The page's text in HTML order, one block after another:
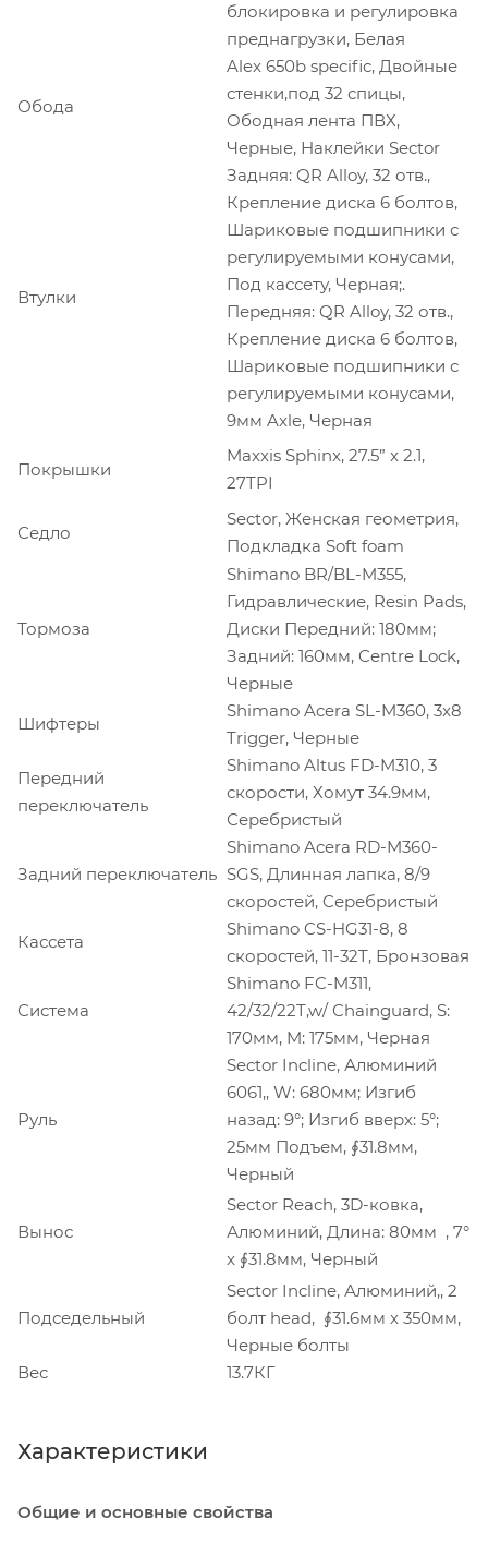
блокировка и регулировка
преднагрузки, Белая
Обода
Alex 650b specific, Двойные
стенки,под 32 спицы,
Ободная лента ПВХ,
Черные, Наклейки Sector
Втулки
Задняя: QR Alloy, 32 отв.,
Крепление диска 6 болтов,
Шариковые подшипники с
регулируемыми конусами,
Под кассету, Черная;.
Передняя: QR Alloy, 32 отв.,
Крепление диска 6 болтов,
Шариковые подшипники с
регулируемыми конусами,
9мм Axle, Черная
Покрышки
Maxxis Sphinx, 27.5” x 2.1,
27TPI
Седло
Sector, Женская геометрия,
Подкладка Soft foam
Тормоза
Shimano BR/BL-M355,
Гидравлические, Resin Pads,
Диски Передний: 180мм;
Задний: 160мм, Centre Lock,
Черные
Шифтеры
Shimano Acera SL-M360, 3x8
Trigger, Черные
Передний
переключатель
Shimano Altus FD-M310, 3
скорости, Хомут 34.9мм,
Серебристый
Задний переключатель
Shimano Acera RD-M360-
SGS, Длинная лапка, 8/9
скоростей, Cеребристый
Кассета
Shimano CS-HG31-8, 8
скоростей, 11-32T, Бронзовая
Система
Shimano FC-M311,
42/32/22T,w/ Chainguard, S:
170мм, M: 175мм, Черная
Руль
Sector Incline, Алюминий
6061,, W: 680мм; Изгиб
назад: 9°; Изгиб вверх: 5°;
25мм Подъем, ∮31.8мм,
Черный
Вынос
Sector Reach, 3D-ковка,
Алюминий, Длина: 80мм , 7°
x ∮31.8мм, Черный
Подседельный
Sector Incline, Алюминий,, 2
болт head, ∮31.6мм x 350мм,
Черные болты
Вес
13.7КГ
Характеристики
Общие и основные свойства